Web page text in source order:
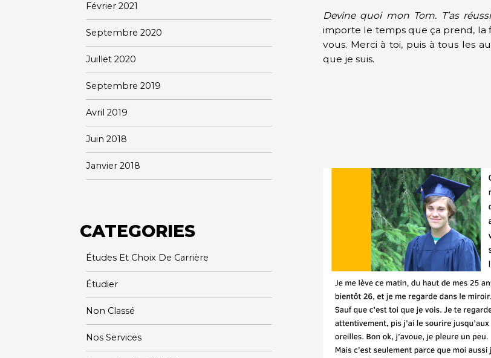
Février 2021
Septembre 2020
Juillet 2020
Septembre 2019
Avril 2019
Juin 2018
Janvier 2018
CATEGORIES
Études Et Choix De Carrière
Étudier
Non Classé
Nos Services
Devine quoi mon Tom. T’as
importe le temps que ça prend,
vous. Merci à toi, puis à tous les
que je suis.